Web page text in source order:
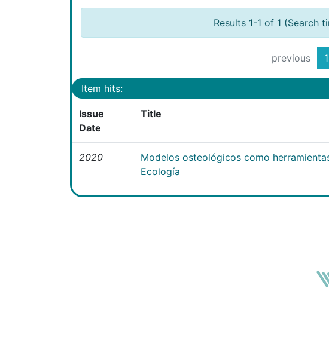
Results 1-1 of 1 (Search
previous 1
Item hits:
Issue
Date
Title
2020
Modelos osteológicos como
Ecología